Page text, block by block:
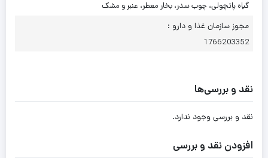
گیاه پاتچولی، چوب سدر، بخار معطر، عنبر و مشک
مجوز سازمان غذا و دارو :
1766203352
نقد و بررسی‌ها
نقد و بررسی وجود ندارد.
افزودن نقد و بررسی